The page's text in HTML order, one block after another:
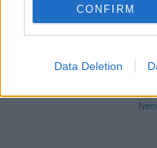
CONFIRM
Data Deletion